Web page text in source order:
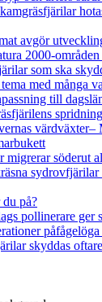
avgör
2000-områden
som ska
med många
till
värdväxter–
migrerar söderut
sydrovfjärilar
på?
pollinerare ger
skyddas